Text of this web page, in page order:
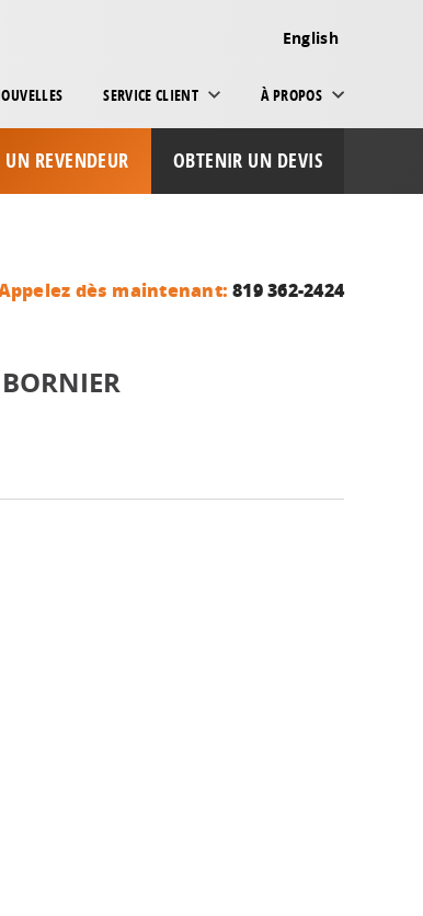
English
SERVICE CLIENT À PROPOS
UN REVENDEUR OBTENIR UN DEVIS
dès maintenant: 819 362-2424